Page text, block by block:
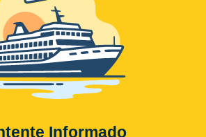
Informado